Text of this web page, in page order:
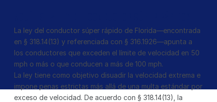
La ley del conductor súper rápido de Florida—encontrada
en § 318.14(13) y referenciada con § 316.1926—apunta a
los conductores que exceden el límite de velocidad en 50
mph o más o que conducen a más de 100 mph.
La ley tiene como objetivo disuadir la velocidad extrema e
impone penas estrictas más allá de una multa estándar por
exceso de velocidad. De acuerdo con § 318.14(13), la